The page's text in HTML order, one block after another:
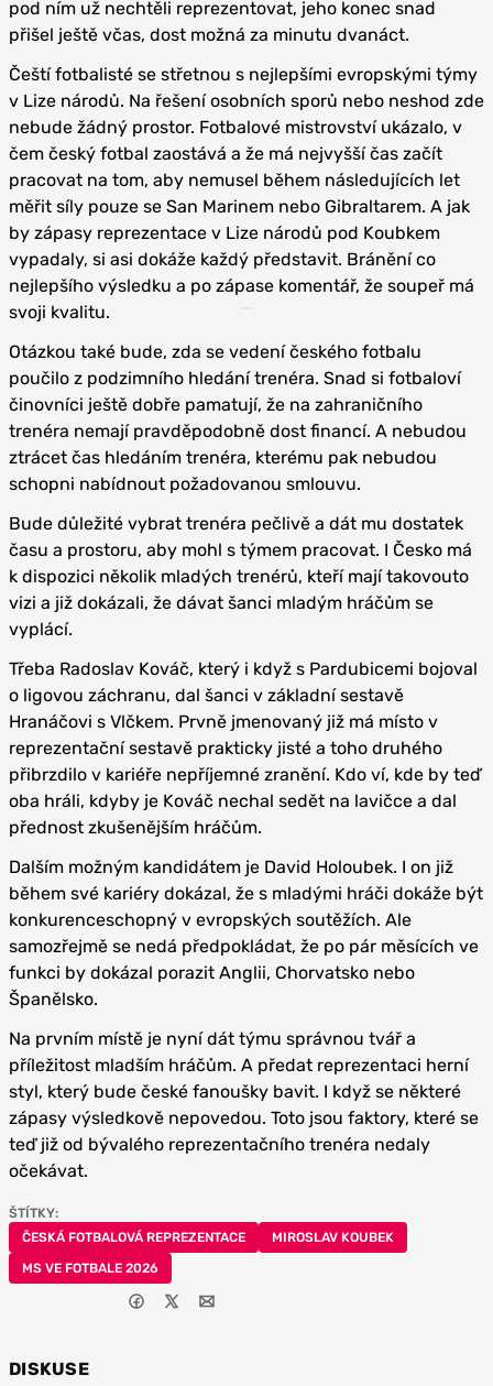
pod ním už nechtěli reprezentovat, jeho konec snad
přišel ještě včas, dost možná za minutu dvanáct.
Čeští fotbalisté se střetnou s nejlepšími evropskými týmy
v Lize národů. Na řešení osobních sporů nebo neshod zde
nebude žádný prostor. Fotbalové mistrovství ukázalo, v
čem český fotbal zaostává a že má nejvyšší čas začít
pracovat na tom, aby nemusel během následujících let
měřit síly pouze se San Marinem nebo Gibraltarem. A jak
by zápasy reprezentace v Lize národů pod Koubkem
vypadaly, si asi dokáže každý představit. Bránění co
nejlepšího výsledku a po zápase komentář, že soupeř má
svoji kvalitu.
Otázkou také bude, zda se vedení českého fotbalu
poučilo z podzimního hledání trenéra. Snad si fotbaloví
činovníci ještě dobře pamatují, že na zahraničního
trenéra nemají pravděpodobně dost financí. A nebudou
ztrácet čas hledáním trenéra, kterému pak nebudou
schopni nabídnout požadovanou smlouvu.
Bude důležité vybrat trenéra pečlivě a dát mu dostatek
času a prostoru, aby mohl s týmem pracovat. I Česko má
k dispozici několik mladých trenérů, kteří mají takovouto
vizi a již dokázali, že dávat šanci mladým hráčům se
vyplácí.
Třeba Radoslav Kováč, který i když s Pardubicemi bojoval
o ligovou záchranu, dal šanci v základní sestavě
Hranáčovi s Vlčkem. Prvně jmenovaný již má místo v
reprezentační sestavě prakticky jisté a toho druhého
přibrzdilo v kariéře nepříjemné zranění. Kdo ví, kde by teď
oba hráli, kdyby je Kováč nechal sedět na lavičce a dal
přednost zkušenějším hráčům.
Dalším možným kandidátem je David Holoubek. I on již
během své kariéry dokázal, že s mladými hráči dokáže být
konkurenceschopný v evropských soutěžích. Ale
samozřejmě se nedá předpokládat, že po pár měsících ve
funkci by dokázal porazit Anglii, Chorvatsko nebo
Španělsko.
Na prvním místě je nyní dát týmu správnou tvář a
příležitost mladším hráčům. A předat reprezentaci herní
styl, který bude české fanoušky bavit. I když se některé
zápasy výsledkově nepovedou. Toto jsou faktory, které se
teď již od bývalého reprezentačního trenéra nedaly
očekávat.
ŠTÍTKY:
ČESKÁ FOTBALOVÁ REPREZENTACE
MIROSLAV KOUBEK
MS VE FOTBALE 2026
DISKUSE